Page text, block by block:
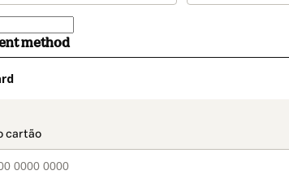
method